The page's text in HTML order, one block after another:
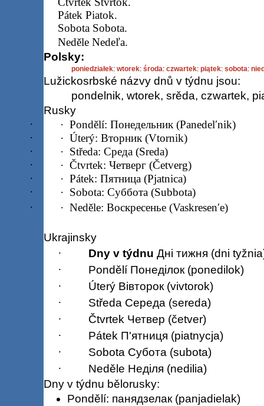
Pátek Piatok.
Sobota Sobota.
Neděle Nedeľa.
Polsky:
poniedziałek: wtorek: środa: czwartek: piątek: sobota:
Lužickosrbské názvy dnů v týdnu jsou:
pondelnik, wtorek, srěda, czwartek,
Rusky
· · Pondělí: Понедельник (Panedelʹnik)
· · Úterý: Вторник (Vtornik)
· · Středa: Среда (Sreda)
· · Čtvrtek: Четверг (Četverg)
· · Pátek: Пятница (Pjatnica)
· · Sobota: Суббота (Subbota)
· · Neděle: Воскресенье (Vaskresenʹe)
Ukrajinsky
· Dny v týdnu Дні тижня (dni
· Pondělí Понеділок (ponedilok)
· Úterý Вівторок (vivtorok)
· Středa Середа (sereda)
· Čtvrtek Четвер (četver)
· Pátek П'ятниця (piatnycja)
· Sobota Субота (subota)
·
Neděle Неділя (nedilia)
Dny v týdnu bělorusky:
Pondělí: панядзелак (panjadielak)